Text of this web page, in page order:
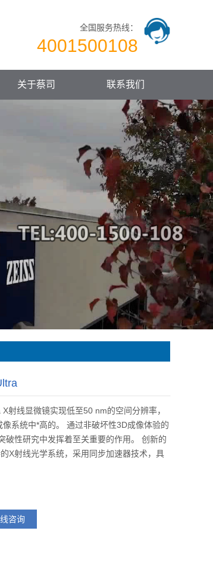
全国服务热线：
4001500108
关于蔡司 联系我们
射线显微镜实现低至50 nm的空间分辨率，
系统中*高的。 通过非破坏性3D成像体验的
破性研究中发挥着至关重要的作用。 创新的
X射线光学系统，采用同步加速器技术，具
咨询